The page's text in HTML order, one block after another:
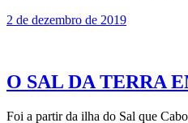
2 de dezembro de 2019
O SAL DA TERRA
Foi a partir da ilha do Sal que